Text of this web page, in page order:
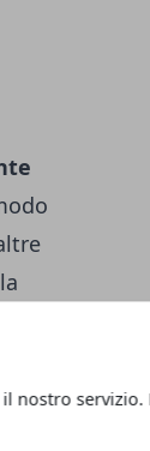
nostro servizio.
le